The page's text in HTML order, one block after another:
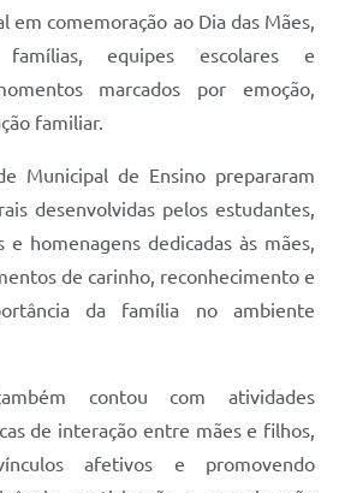
em comemoração ao Dia das Mães,
famílias, equipes escolares e
marcados por emoção,
familiar.
Municipal de Ensino prepararam
desenvolvidas pelos estudantes,
e homenagens dedicadas às mães,
de carinho, reconhecimento e
da família no ambiente
contou com atividades
de interação entre mães e filhos,
afetivos e promovendo